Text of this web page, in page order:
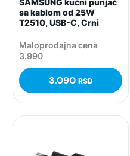
SAMSUNG kućni punjač
sa kablom od 25W
T2510, USB-C, Crni
Maloprodajna cena
3.990
3.090 RSD